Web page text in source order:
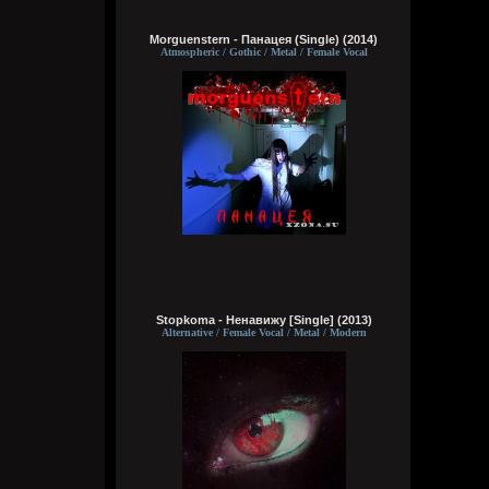
Деревянные церкви Руси
Подойди и о многом спроси
В этих срубах есть сердце и вены
Bestial
Вчера в 14:37:07
Мини-шапка сайта лучше?
На ноутбуках вроде самое то, на экран
больше полезной инфы влазиет.
Morguenstern - Панацея (Single) (2014)
Atmospheric / Gothic / Metal / Female Vocal
Stopkoma - Ненавижу [Single] (2013)
Alternative / Female Vocal / Metal / Modern